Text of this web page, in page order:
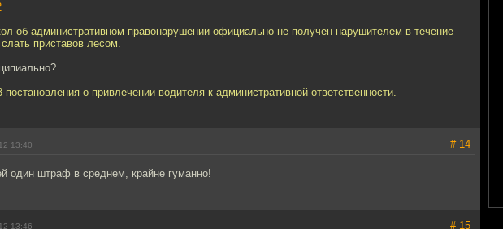
об административном правонарушении официально не получен нарушителем в течение
приставов лесом.
постановления о привлечении водителя к административной ответственности.
13:40 # 14
один штраф в среднем, крайне гуманно!
13:46 # 15